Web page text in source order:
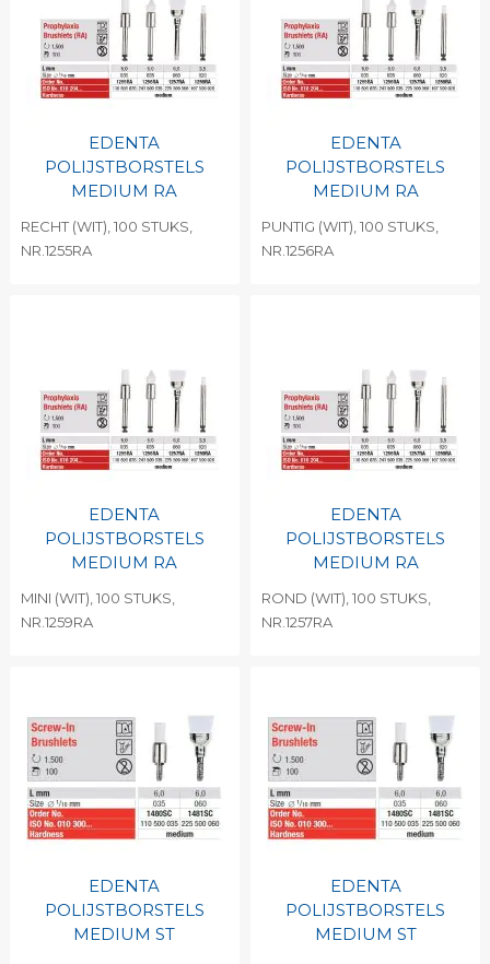
EDENTA
POLIJSTBORSTELS
MEDIUM RA
RECHT (WIT), 100 STUKS,
NR.1255RA
EDENTA
POLIJSTBORSTELS
MEDIUM RA
PUNTIG (WIT), 100 STUKS,
NR.1256RA
EDENTA
POLIJSTBORSTELS
MEDIUM RA
MINI (WIT), 100 STUKS,
NR.1259RA
EDENTA
POLIJSTBORSTELS
MEDIUM RA
ROND (WIT), 100 STUKS,
NR.1257RA
EDENTA
POLIJSTBORSTELS
MEDIUM ST
EDENTA
POLIJSTBORSTELS
MEDIUM ST